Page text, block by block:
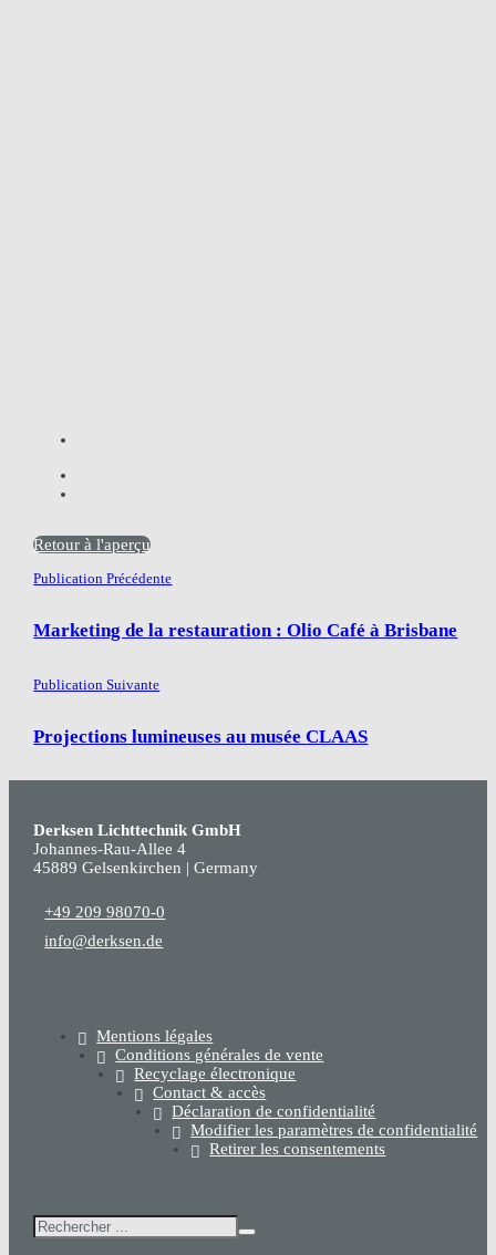
Retour à l'aperçu
Publication Précédente
Marketing de la restauration : Olio Café à Brisbane
Publication Suivante
Projections lumineuses au musée CLAAS
Derksen Lichttechnik GmbH
Johannes-Rau-Allee 4
45889 Gelsenkirchen | Germany
+49 209 98070-0
info@derksen.de
Mentions légales
Conditions générales de vente
Recyclage électronique
Contact & accès
Déclaration de confidentialité
Modifier les paramètres de confidentialité
Retirer les consentements
Rechercher